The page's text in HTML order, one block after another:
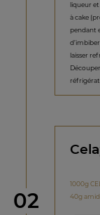
liqueur
à cake
pendant
laisser
étape
02
1000g
40g